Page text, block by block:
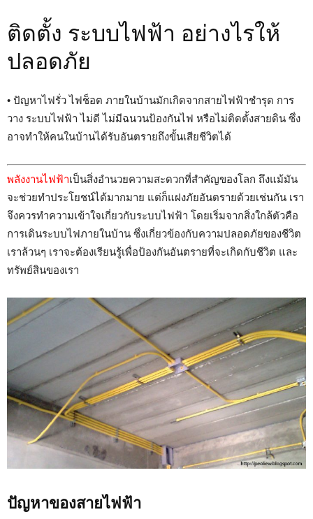
ติดตั้ง ระบบไฟฟ้า อย่างไรให้
ปลอดภัย
• ปัญหาไฟรั่ว ไฟช็อต ภายในบ้านมักเกิดจากสายไฟฟ้าชำรุด การ
วาง ระบบไฟฟ้า ไม่ดี ไม่มีฉนวนป้องกันไฟ หรือไม่ติดตั้งสายดิน ซึ่ง
อาจทำให้คนในบ้านได้รับอันตรายถึงขั้นเสียชีวิตได้
พลังงานไฟฟ้าเป็นสิ่งอำนวยความสะดวกที่สำคัญของโลก ถึงแม้มัน
จะช่วยทำประโยชน์ได้มากมาย แต่ก็แฝงภัยอันตรายด้วยเช่นกัน เรา
จึงควรทำความเข้าใจเกี่ยวกับระบบไฟฟ้า โดยเริ่มจากสิ่งใกล้ตัวคือ
การเดินระบบไฟภายในบ้าน ซึ่งเกี่ยวข้องกับความปลอดภัยของชีวิต
เราล้วนๆ เราจะต้องเรียนรู้เพื่อป้องกันอันตรายที่จะเกิดกับชีวิต และ
ทรัพย์สินของเรา
ปัญหาของสายไฟฟ้า